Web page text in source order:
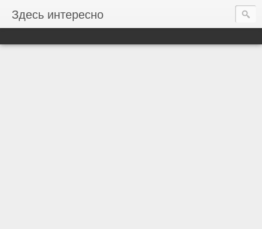
Здесь интересно